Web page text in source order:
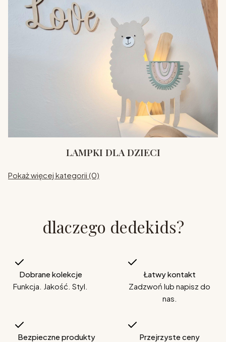
LAMPKI DLA DZIECI
Pokaż więcej kategorii (0)
dlaczego dedekids?
Dobrane kolekcje
Funkcja. Jakość. Styl.
Łatwy kontakt
Zadzwoń lub napisz do
nas.
Bezpieczne produkty
Przejrzyste ceny